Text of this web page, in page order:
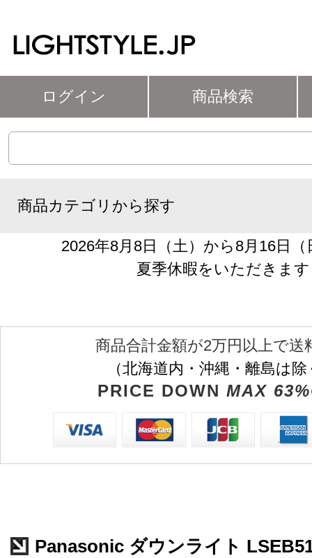
ログイン 商品検索
商品カテゴリから探す
2026年8月8日（土）から8月16日
夏季休暇をいただきます
商品合計金額が2万円以上で送
（北海道内・沖縄・離島は
PRICE DOWN MAX
Panasonic ダウンライト